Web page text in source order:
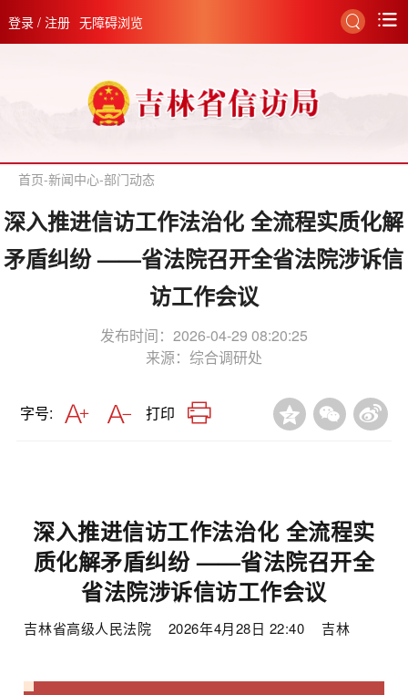
登录 / 注册 无障碍浏览
首页-新闻中心-部门动态
深入推进信访工作法治化 全流程实质化解
矛盾纠纷 ——省法院召开全省法院涉诉信
访工作会议
发布时间：2026-04-29 08:20:25
来源： 综合调研处
字号: 打印
深入推进信访工作法治化 全流程实
质化解矛盾纠纷 ——省法院召开全
省法院涉诉信访工作会议
吉林省高级人民法院 2026年4月28日 22:40 吉林